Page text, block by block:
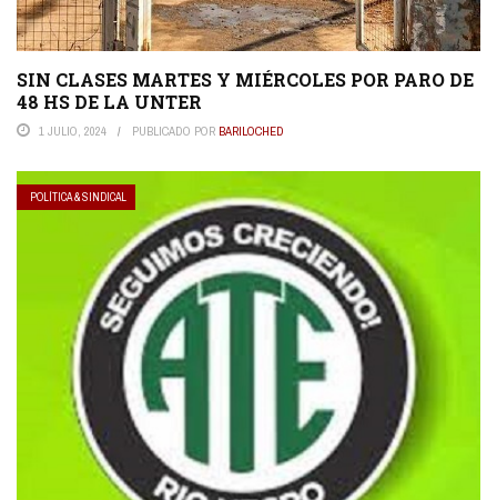
SIN CLASES MARTES Y MIÉRCOLES POR PARO DE
48 HS DE LA UNTER
1 JULIO, 2024 PUBLICADO POR BARILOCHED
POLÍTICA & SINDICAL